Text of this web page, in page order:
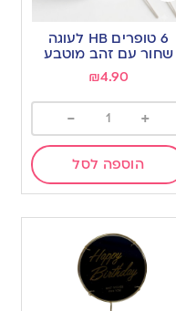
wishlist
6 טופרים HB לעוגה
שחור עם זהב מוטבע
₪4.90
+
-
הוספה לסל